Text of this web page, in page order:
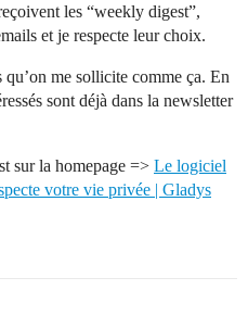
les “weekly digest”,
et je respecte leur choix.
qu’on me sollicite comme ça. En
sont déjà dans la newsletter
sur la homepage => Le logiciel
votre vie privée | Gladys